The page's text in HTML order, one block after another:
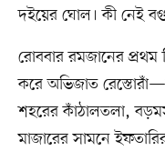
দইয়ের ঘোল। কী নেই
রোববার রমজানের
করে অভিজাত
শহরের কাঁঠালতলা,
মাজারের সামনে